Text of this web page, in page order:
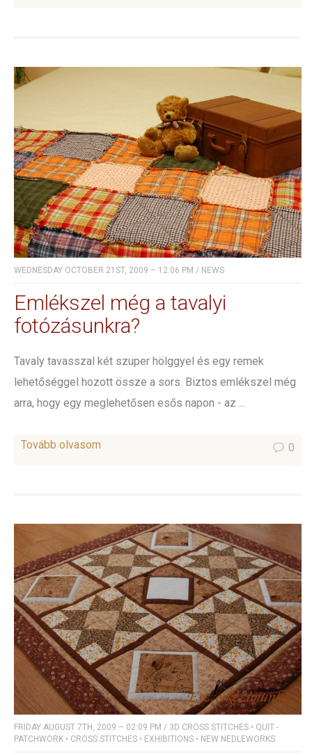
WEDNESDAY OCTOBER 21ST, 2009 – 12:06 PM / NEWS
Emlékszel még a tavalyi
fotózásunkra?
Tavaly tavasszal két szuper hölggyel és egy remek
lehetőséggel hozott össze a sors. Biztos emlékszel még
arra, hogy egy meglehetősen esős napon - az ...
Tovább olvasom 0
FRIDAY AUGUST 7TH, 2009 – 02:09 PM / 3D CROSS STITCHES • QUIT -
PATCHWORK • CROSS STITCHES • EXHIBITIONS • NEW NEDLEWORKS